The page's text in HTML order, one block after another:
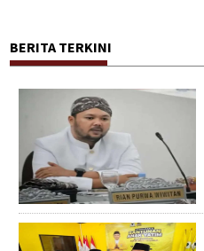
BERITA TERKINI